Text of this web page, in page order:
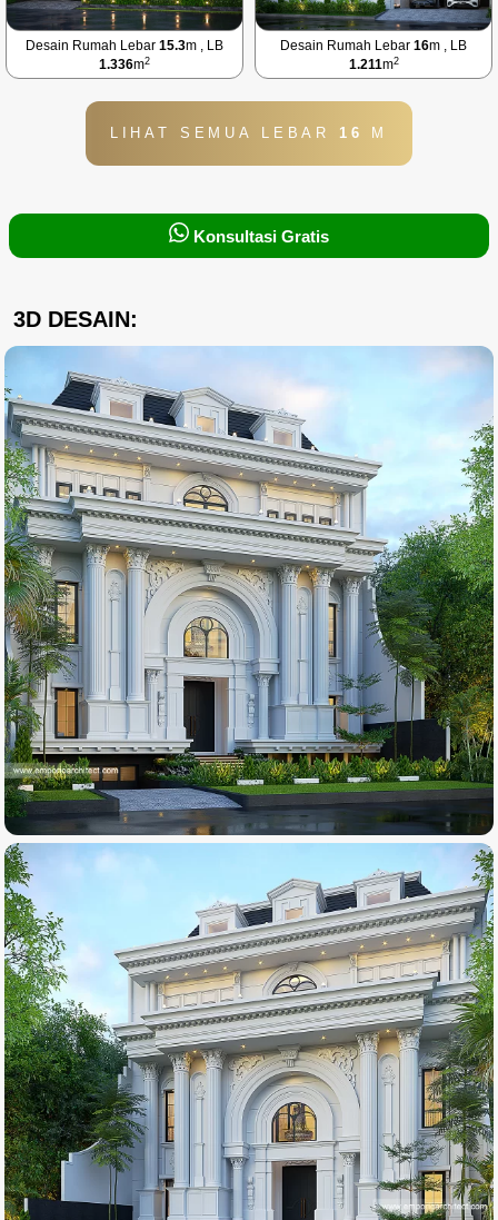
Desain Rumah Lebar 15.3m , LB
1.336m2
Desain Rumah Lebar 16m , LB
1.211m2
LIHAT SEMUA LEBAR 16 M
Konsultasi Gratis
3D DESAIN: